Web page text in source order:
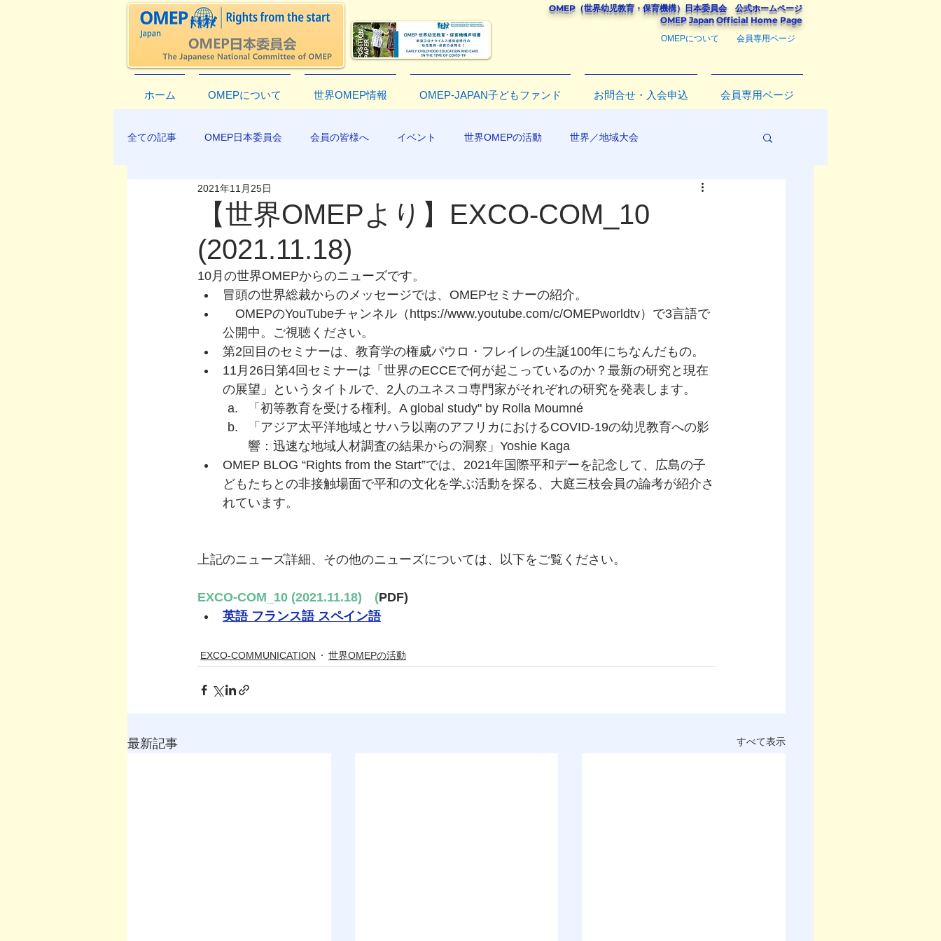
OMEP（世界幼児教育・保育機構） 日本委員会公式ホームページ
​OMEP Japan Official Home Page
OMEPについて 会員専用ページ
ホーム OMEPについて 世界OMEP情報 OMEP-JAPAN子どもファンド お問合せ・入会申込 会員専用ページ
全ての記事 OMEP日本委員会 会員の皆様へ イベント 世界OMEPの活動 世界／地域大会
EXCO-COMMUNICATION
【世界OMEPより】EXCO-COM_10
(2021.11.18)
2021年11月25日
10月の世界OMEPからのニューズです。
冒頭の世界総裁からのメッセージでは、OMEPセミナーの紹介。
OMEPのYouTubeチャンネル（https://www.youtube.com/c/OMEPworldtv）で3言語で
公開中。ご視聴ください。
第2回目のセミナーは、教育学の権威パウロ・フレイレの生誕100年にちなんだもの。
11月26日第4回セミナーは「世界のECCEで何が起こっているのか？最新の研究と現在
の展望」というタイトルで、2人のユネスコ専門家がそれぞれの研究を発表します。
「初等教育を受ける権利。A global study" by Rolla Moumné
「アジア太平洋地域とサハラ以南のアフリカにおけるCOVID-19の幼児教育への影
響：迅速な地域人材調査の結果からの洞察」Yoshie Kaga
OMEP BLOG “Rights from the Start”では、2021年国際平和デーを記念して、広島の子
どもたちとの非接触場面で平和の文化を学ぶ活動を探る、大庭三枝会員の論考が紹介さ
れています。
上記のニューズ詳細、その他のニューズについては、以下をご覧ください。
EXCO-COM_10 (2021.11.18)　(PDF)
英語 フランス語 スペイン語
EXCO-COMMUNICATION 世界OMEPの活動
最新記事 すべて表示